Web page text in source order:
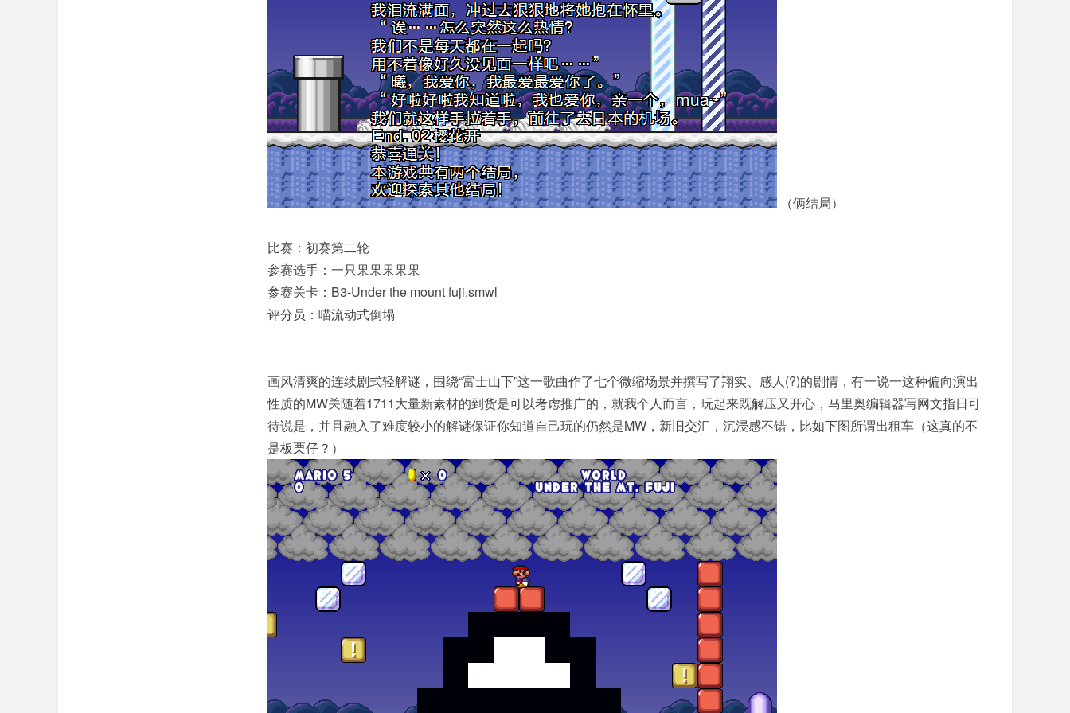
（俩结局）
比赛：初赛第二轮
参赛选手：一只果果果果果
参赛关卡：B3-Under the mount fuji.smwl
评分员：喵流动式倒塌
画风清爽的连续剧式轻解谜，围绕“富士山下”这一歌曲作了七个微缩场景并撰写了翔实、感人(?)的剧情，有一说一这种偏向演出
性质的MW关随着1711大量新素材的到货是可以考虑推广的，就我个人而言，玩起来既解压又开心，马里奥编辑器写网文指日可
待说是，并且融入了难度较小的解谜保证你知道自己玩的仍然是MW，新旧交汇，沉浸感不错，比如下图所谓出租车（这真的不
是板栗仔？）